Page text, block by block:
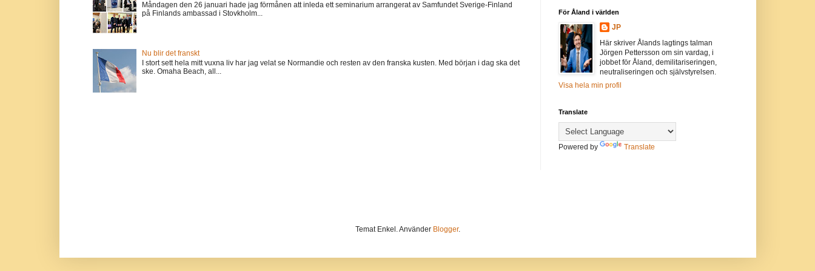
Måndagen den 26 januari hade jag förmånen att inleda ett seminarium arrangerat av Samfundet Sverige-Finland
på Finlands ambassad i Stovkholm...
Nu blir det franskt
I stort sett hela mitt vuxna liv har jag velat se Normandie och resten av den franska kusten. Med början i dag ska det
ske. Omaha Beach, all...
För Åland i världen
JP
Här skriver Ålands lagtings talman
Jörgen Pettersson om sin vardag, i
jobbet för Åland, demilitariseringen,
neutraliseringen och självstyrelsen.
Visa hela min profil
Translate
Powered by Translate
Temat Enkel. Använder Blogger.